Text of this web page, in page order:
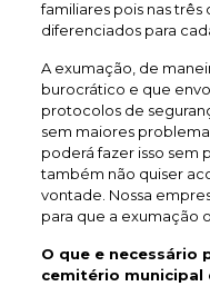
familiares pois nas
diferenciados para
A exumação, de
burocrático e que
protocolos de
sem maiores
poderá fazer isso sem
também não quiser
vontade. Nossa
para que a exumação
O que e necessário
cemitério municipal